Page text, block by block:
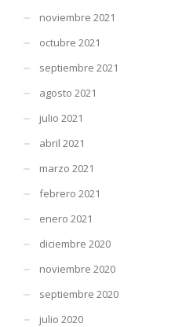
noviembre 2021
octubre 2021
septiembre 2021
agosto 2021
julio 2021
abril 2021
marzo 2021
febrero 2021
enero 2021
diciembre 2020
noviembre 2020
septiembre 2020
julio 2020